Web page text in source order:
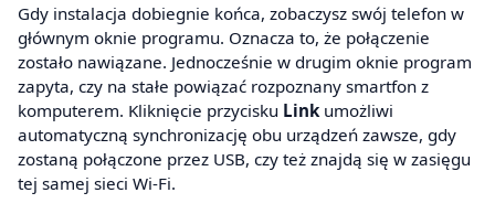
Gdy instalacja dobiegnie końca, zobaczysz swój telefon w
głównym oknie programu. Oznacza to, że połączenie
zostało nawiązane. Jednocześnie w drugim oknie program
zapyta, czy na stałe powiązać rozpoznany smartfon z
komputerem. Kliknięcie przycisku Link umożliwi
automatyczną synchronizację obu urządzeń zawsze, gdy
zostaną połączone przez USB, czy też znajdą się w zasięgu
tej samej sieci Wi-Fi.